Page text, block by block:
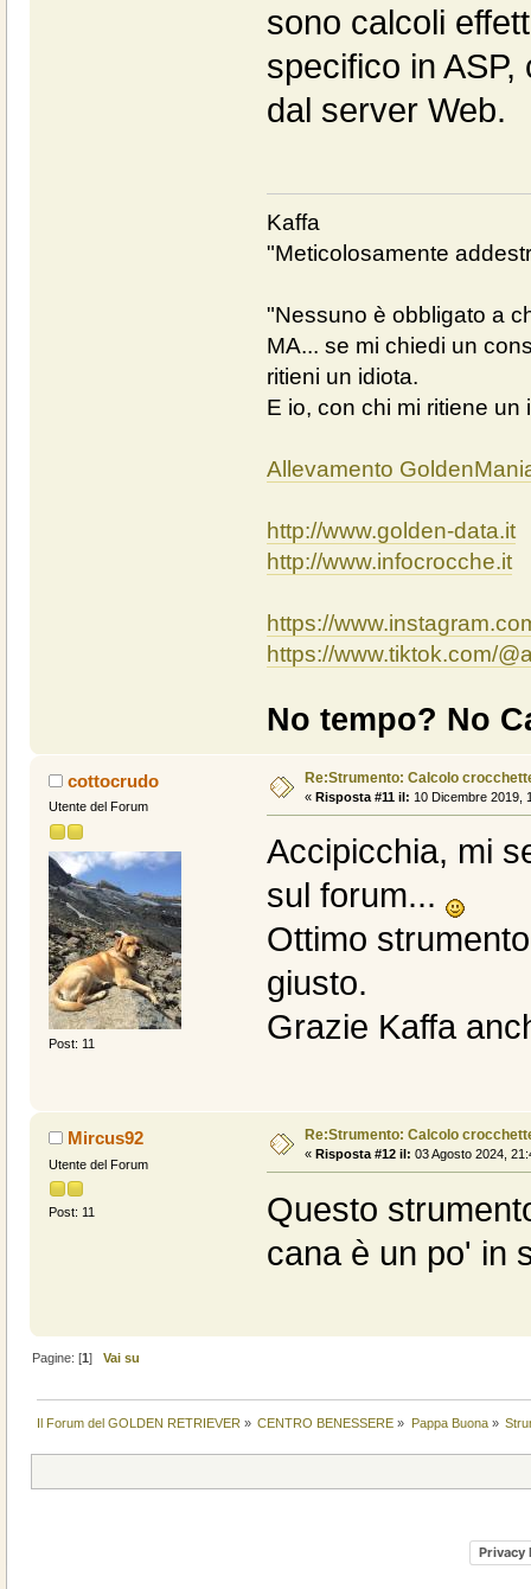
sono calcoli
specifico in
dal server Web.
Kaffa
"Meticolosamente
"Nessuno è obbligato a
MA... se mi chiedi un
ritieni un idiota.
E io, con chi mi ritiene
Allevamento
http://www.golden-data.it
http://www.infocrocche.it
https://
https://www.tiktok.com/
No tempo? No
cottocrudo
Utente del Forum
Post: 11
Re:Strumento: Calcolo
« Risposta #11 il: 10 Dicembre 2019,
Accipicchia, mi
sul forum...
Ottimo
giusto.
Grazie Kaffa
Mircus92
Utente del Forum
Post: 11
Re:Strumento: Calcolo
« Risposta #12 il: 03 Agosto 2024,
Questo
cana è un po' in
Pagine: [1]Vai su
Il Forum del GOLDEN RETRIEVER » CENTRO BENESSERE » Pappa Buona»
Privacy